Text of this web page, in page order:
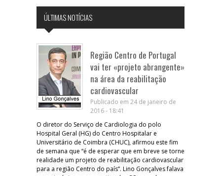
ÚLTIMAS NOTÍCIAS
Região Centro de Portugal
vai ter «projeto abrangente»
na área da reabilitação
cardiovascular
Publicado em 24 de janeiro de
2016 - 18:41
O diretor do Serviço de Cardiologia do polo
Hospital Geral (HG) do Centro Hospitalar e
Universitário de Coimbra (CHUC), afirmou este fim
de semana que “é de esperar que em breve se torne
realidade um projeto de reabilitação cardiovascular
para a região Centro do país”. Lino Gonçalves falava